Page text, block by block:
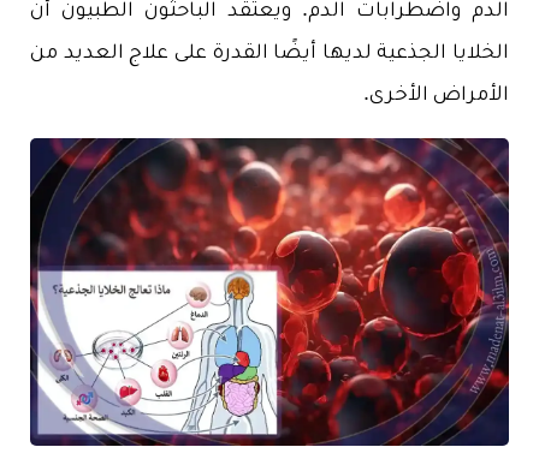
الدم واضطرابات الدم. ويعتقد الباحثون الطبيون أن
الخلايا الجذعية لديها أيضًا القدرة على علاج العديد من
الأمراض الأخرى.